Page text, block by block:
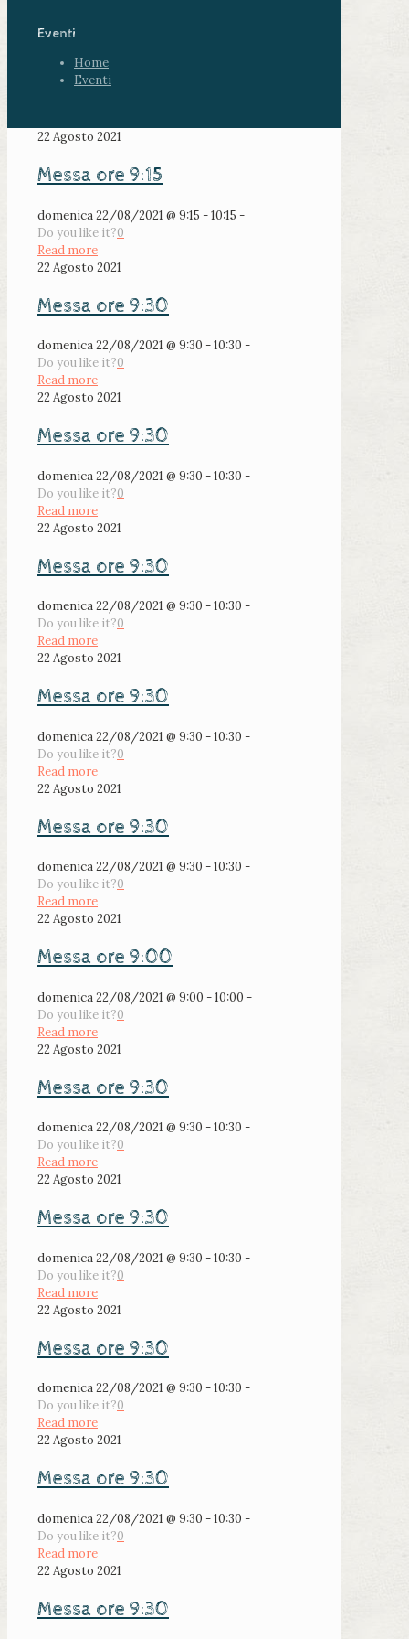
Eventi
Home
Eventi
22 Agosto 2021
Messa ore 9:15
domenica 22/08/2021 @ 9:15 - 10:15 -
Do you like it?0
Read more
22 Agosto 2021
Messa ore 9:30
domenica 22/08/2021 @ 9:30 - 10:30 -
Do you like it?0
Read more
22 Agosto 2021
Messa ore 9:30
domenica 22/08/2021 @ 9:30 - 10:30 -
Do you like it?0
Read more
22 Agosto 2021
Messa ore 9:30
domenica 22/08/2021 @ 9:30 - 10:30 -
Do you like it?0
Read more
22 Agosto 2021
Messa ore 9:30
domenica 22/08/2021 @ 9:30 - 10:30 -
Do you like it?0
Read more
22 Agosto 2021
Messa ore 9:30
domenica 22/08/2021 @ 9:30 - 10:30 -
Do you like it?0
Read more
22 Agosto 2021
Messa ore 9:00
domenica 22/08/2021 @ 9:00 - 10:00 -
Do you like it?0
Read more
22 Agosto 2021
Messa ore 9:30
domenica 22/08/2021 @ 9:30 - 10:30 -
Do you like it?0
Read more
22 Agosto 2021
Messa ore 9:30
domenica 22/08/2021 @ 9:30 - 10:30 -
Do you like it?0
Read more
22 Agosto 2021
Messa ore 9:30
domenica 22/08/2021 @ 9:30 - 10:30 -
Do you like it?0
Read more
22 Agosto 2021
Messa ore 9:30
domenica 22/08/2021 @ 9:30 - 10:30 -
Do you like it?0
Read more
22 Agosto 2021
Messa ore 9:30